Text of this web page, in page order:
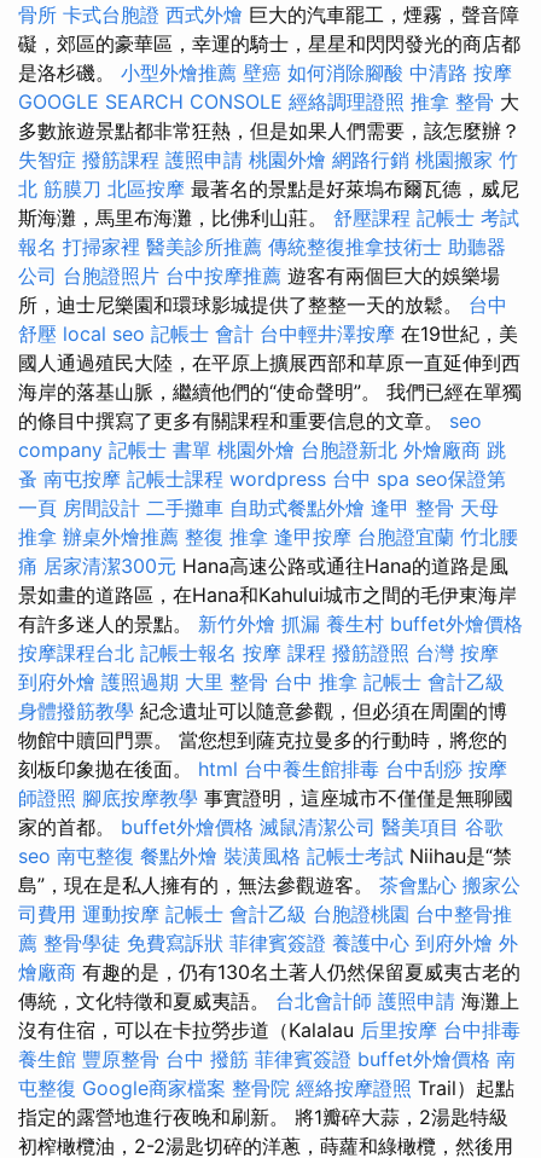
骨所 卡式台胞證 西式外燴 巨大的汽車罷工，煙霧，聲音障
礙，郊區的豪華區，幸運的騎士，星星和閃閃發光的商店都
是洛杉磯。 小型外燴推薦 壁癌 如何消除腳酸 中清路 按摩
GOOGLE SEARCH CONSOLE 經絡調理證照 推拿 整骨 大
多數旅遊景點都非常狂熱，但是如果人們需要，該怎麼辦？
失智症 撥筋課程 護照申請 桃園外燴 網路行銷 桃園搬家 竹
北 筋膜刀 北區按摩 最著名的景點是好萊塢布爾瓦德，威尼
斯海灘，馬里布海灘，比佛利山莊。 舒壓課程 記帳士 考試
報名 打掃家裡 醫美診所推薦 傳統整復推拿技術士 助聽器
公司 台胞證照片 台中按摩推薦 遊客有兩個巨大的娛樂場
所，迪士尼樂園和環球影城提供了整整一天的放鬆。 台中
舒壓 local seo 記帳士 會計 台中輕井澤按摩 在19世紀，美
國人通過殖民大陸，在平原上擴展西部和草原一直延伸到西
海岸的落基山脈，繼續他們的“使命聲明”。 我們已經在單獨
的條目中撰寫了更多有關課程和重要信息的文章。 seo
company 記帳士 書單 桃園外燴 台胞證新北 外燴廠商 跳
蚤 南屯按摩 記帳士課程 wordpress 台中 spa seo保證第
一頁 房間設計 二手攤車 自助式餐點外燴 逢甲 整骨 天母
推拿 辦桌外燴推薦 整復 推拿 逢甲按摩 台胞證宜蘭 竹北腰
痛 居家清潔300元 Hana高速公路或通往Hana的道路是風
景如畫的道路區，在Hana和Kahului城市之間的毛伊東海岸
有許多迷人的景點。 新竹外燴 抓漏 養生村 buffet外燴價格
按摩課程台北 記帳士報名 按摩 課程 撥筋證照 台灣 按摩
到府外燴 護照過期 大里 整骨 台中 推拿 記帳士 會計乙級
身體撥筋教學 紀念遺址可以隨意參觀，但必須在周圍的博
物館中贖回門票。 當您想到薩克拉曼多的行動時，將您的
刻板印象拋在後面。 html 台中養生館排毒 台中刮痧 按摩
師證照 腳底按摩教學 事實證明，這座城市不僅僅是無聊國
家的首都。 buffet外燴價格 滅鼠清潔公司 醫美項目 谷歌
seo 南屯整復 餐點外燴 裝潢風格 記帳士考試 Niihau是“禁
島”，現在是私人擁有的，無法參觀遊客。 茶會點心 搬家公
司費用 運動按摩 記帳士 會計乙級 台胞證桃園 台中整骨推
薦 整骨學徒 免費寫訴狀 菲律賓簽證 養護中心 到府外燴 外
燴廠商 有趣的是，仍有130名土著人仍然保留夏威夷古老的
傳統，文化特徵和夏威夷語。 台北會計師 護照申請 海灘上
沒有住宿，可以在卡拉勞步道（Kalalau 后里按摩 台中排毒
養生館 豐原整骨 台中 撥筋 菲律賓簽證 buffet外燴價格 南
屯整復 Google商家檔案 整骨院 經絡按摩證照 Trail）起點
指定的露營地進行夜晚和刷新。 將1瓣碎大蒜，2湯匙特級
初榨橄欖油，2-2湯匙切碎的洋蔥，蒔蘿和綠橄欖，然後用